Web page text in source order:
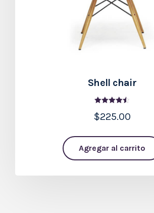
Shell chair
4.50
de 5
$225.00
Agregar al carrito